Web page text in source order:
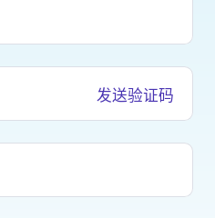
发送验证码